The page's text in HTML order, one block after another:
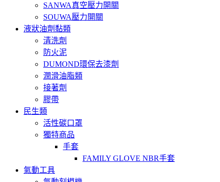
SANWA真空壓力開關
SOUWA壓力開關
液狀油劑黏類
清洗劑
防火泥
DUMOND環保去漆劑
潤滑油脂類
接著劑
膠帶
民生類
活性碳口罩
獨特商品
手套
FAMILY GLOVE NBR手套
氣動工具